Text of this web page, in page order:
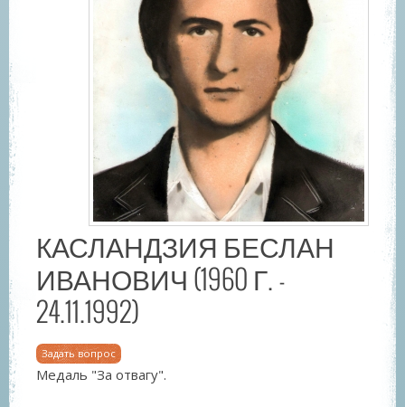
КАСЛАНДЗИЯ БЕСЛАН
ИВАНОВИЧ (1960 Г. -
24.11.1992)
Задать вопрос
Медаль "За отвагу".